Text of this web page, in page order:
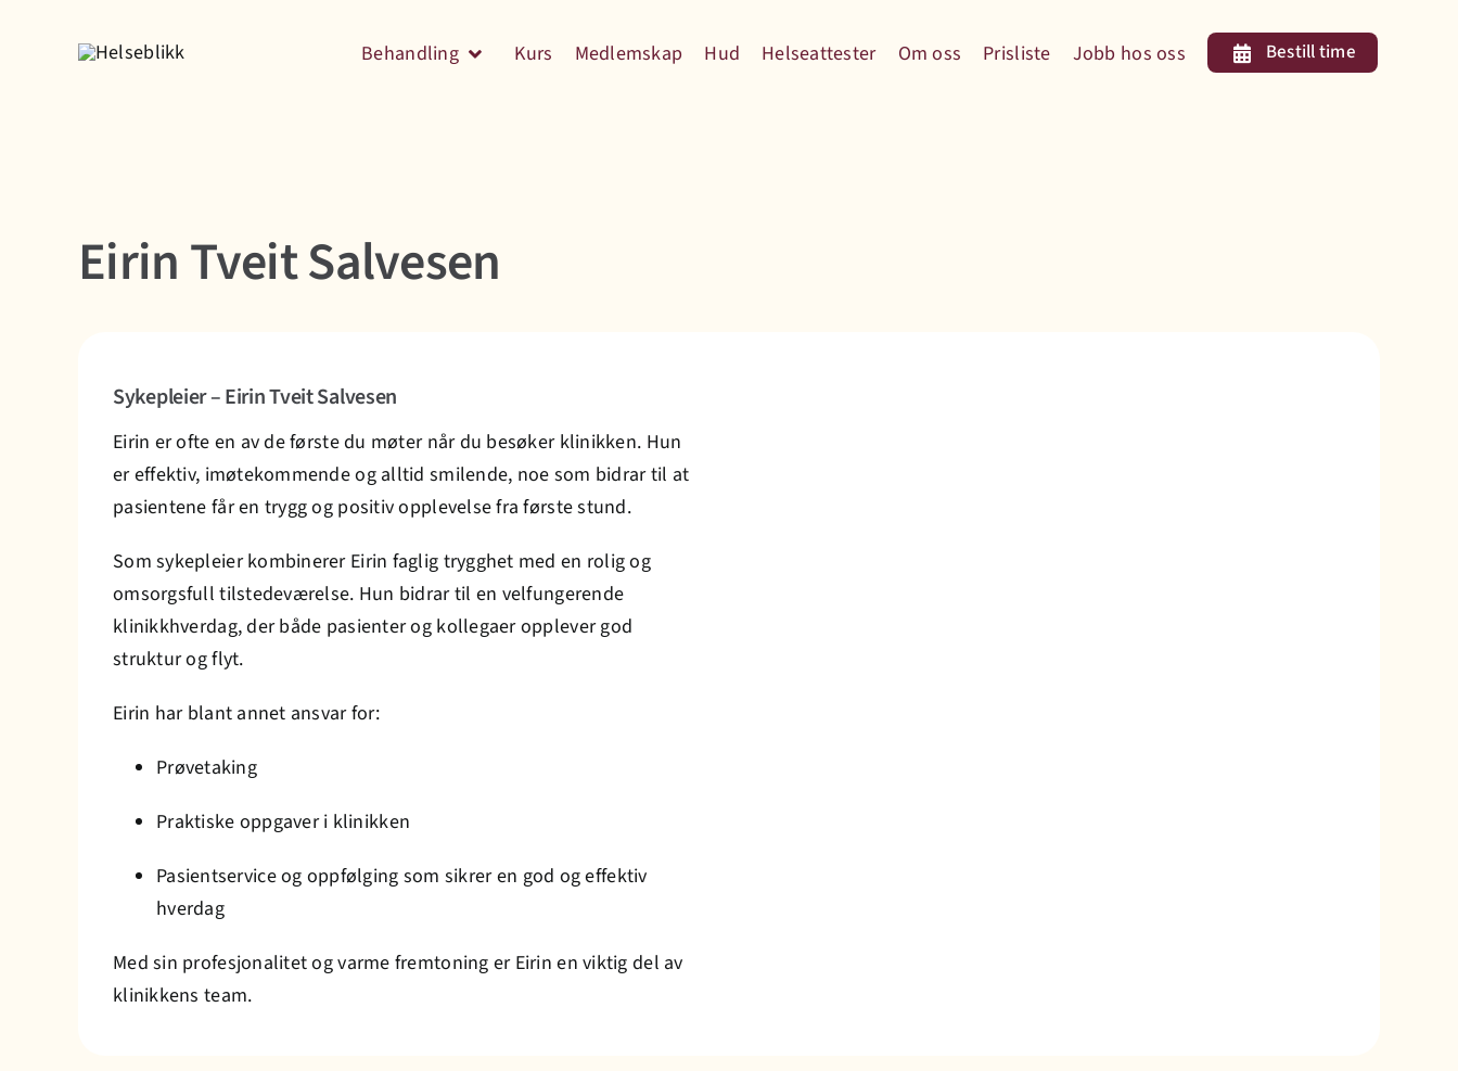
Behandling Kurs Medlemskap Hud Helseattester Om oss Prisliste Jobb hos oss Bestill time
Eirin Tveit Salvesen
Sykepleier – Eirin Tveit Salvesen
Eirin er ofte en av de første du møter når du besøker klinikken. Hun
er effektiv, imøtekommende og alltid smilende, noe som bidrar til at
pasientene får en trygg og positiv opplevelse fra første stund.
Som sykepleier kombinerer Eirin faglig trygghet med en rolig og
omsorgsfull tilstedeværelse. Hun bidrar til en velfungerende
klinikkhverdag, der både pasienter og kollegaer opplever god
struktur og flyt.
Eirin har blant annet ansvar for:
Prøvetaking
Praktiske oppgaver i klinikken
Pasientservice og oppfølging som sikrer en god og effektiv
hverdag
Med sin profesjonalitet og varme fremtoning er Eirin en viktig del av
klinikkens team.